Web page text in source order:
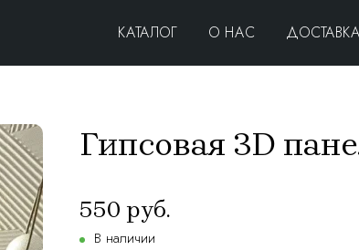
КАТАЛОГ О НАС
Гипсовая 3D
550 руб.
В наличии